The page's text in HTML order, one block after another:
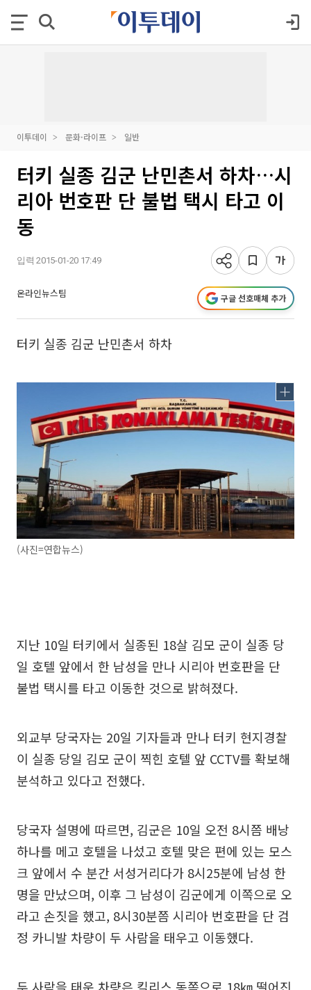
이투데이 문화·라이프 일반
터키 실종 김군 난민촌서 하차…시
리아 번호판 단 불법 택시 타고 이
동
입력 2015-01-20 17:49
온라인뉴스팀 구글 선호매체 추가
터키 실종 김군 난민촌서 하차
(사진=연합뉴스)
지난 10일 터키에서 실종된 18살 김모 군이 실종 당
일 호텔 앞에서 한 남성을 만나 시리아 번호판을 단
불법 택시를 타고 이동한 것으로 밝혀졌다.
외교부 당국자는 20일 기자들과 만나 터키 현지경찰
이 실종 당일 김모 군이 찍힌 호텔 앞 CCTV를 확보해
분석하고 있다고 전했다.
당국자 설명에 따르면, 김군은 10일 오전 8시쯤 배낭
하나를 메고 호텔을 나섰고 호텔 맞은 편에 있는 모스
크 앞에서 수 분간 서성거리다가 8시25분에 남성 한
명을 만났으며, 이후 그 남성이 김군에게 이쪽으로 오
라고 손짓을 했고, 8시30분쯤 시리아 번호판을 단 검
정 카니발 차량이 두 사람을 태우고 이동했다.